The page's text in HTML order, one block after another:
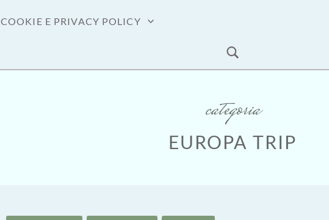
COOKIE E PRIVACY POLICY
categoria
EUROPA TRIP